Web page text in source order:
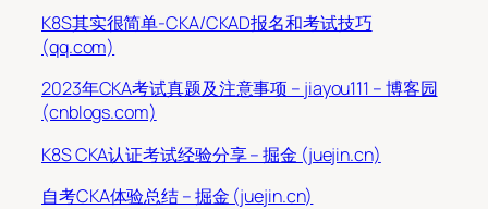
K8S其实很简单-CKA/CKAD报名和考试技巧
(qq.com)
2023年CKA考试真题及注意事项 – jiayou111 – 博客园
(cnblogs.com)
K8S CKA认证考试经验分享 – 掘金 (juejin.cn)
自考CKA体验总结 – 掘金 (juejin.cn)